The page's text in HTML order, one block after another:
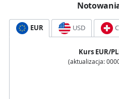
EUR USD
Kurs EUR/
(aktualizacja: